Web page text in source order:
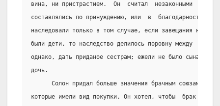
вина, ни пристрастием.  Он  считал  незаконными   и
составлялись по принуждению, или  в  благодарность
наследовали только в том случае, если завещания не
были дети, то наследство делилось поровну между
однако, дать приданое сестрам; ежели не было сына  –
дочь.
Солон придал больше значения брачным союзам,
которые имели вид покупки. Он хотел, чтобы  брак